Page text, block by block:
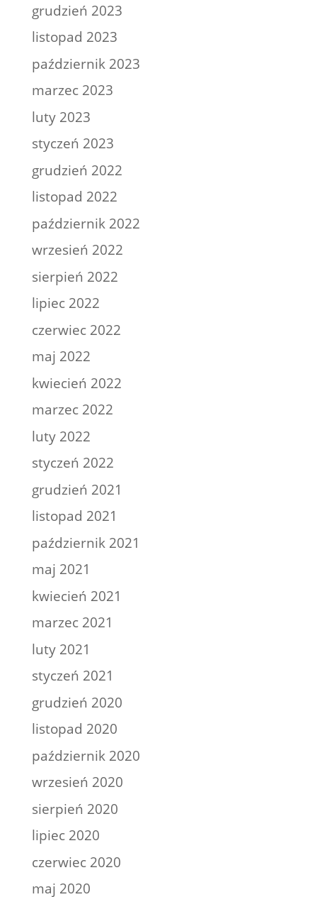
grudzień 2023
listopad 2023
październik 2023
marzec 2023
luty 2023
styczeń 2023
grudzień 2022
listopad 2022
październik 2022
wrzesień 2022
sierpień 2022
lipiec 2022
czerwiec 2022
maj 2022
kwiecień 2022
marzec 2022
luty 2022
styczeń 2022
grudzień 2021
listopad 2021
październik 2021
maj 2021
kwiecień 2021
marzec 2021
luty 2021
styczeń 2021
grudzień 2020
listopad 2020
październik 2020
wrzesień 2020
sierpień 2020
lipiec 2020
czerwiec 2020
maj 2020